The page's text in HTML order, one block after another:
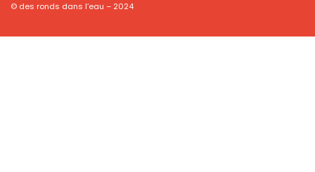
© des ronds dans l’eau – 2024